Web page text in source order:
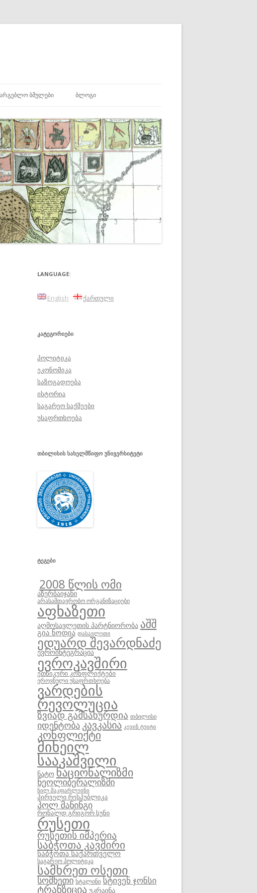
ᲑᲛᲣᲚᲔᲑᲘ ᲑᲚᲝᲒᲘ
LANGUAGE:
English ქართული
ᲙᲐᲢᲔᲒᲝᲠᲘᲔᲑᲘ
პოლიტიკა
ეკონომიკა
საზოგადოება
ისტორია
საგარეო საქმეები
უსაფრთხოება
ᲗᲑᲘᲚᲘᲡᲘᲡ ᲡᲐᲮᲔᲚᲛᲬᲘᲤᲝ ᲣᲜᲘᲕᲔᲠᲡᲘᲢᲔᲢᲘ
ᲢᲔᲒᲔᲑᲘ
2008 წლის ომი
აზერბაიჯანი
არასამთავრობო ორგანიზაციები
აფხაზეთი
აღმოსავლეთის პარტნიორობა აშშ
გია ნოდია დასავლეთი
ედუარდ შევარდნაძე
ევროინტეგრაცია
ევროკავშირი
ეთნიკური კონფლიქტები
ეროვნული უსაფრთხოება
ვარდების
რევოლუცია
ზვიად გამსახურდია თბილისი
იდენტობაკავკასია კევინ ტუიტი
კონფლიქტი
მიხეილ
სააკაშვილი
ნატო ნაციონალიზმი
ნეოლიბერალიზმი
ნილ მაკფარლეინი
პირველი რესპუბლიკა
პოლ მანინგი
რონალდ გრიგორ სუნი
რუსეთი
რუსეთის იმპერია
საბჭოთა კავშირი
საბჭოთა საქართველო
საგარეო პოლიტიკა
სამხრეთ ოსეთი
სომხეთი სტალინი სტივენ ჯონსი
ტრანზიცია უკრაინა